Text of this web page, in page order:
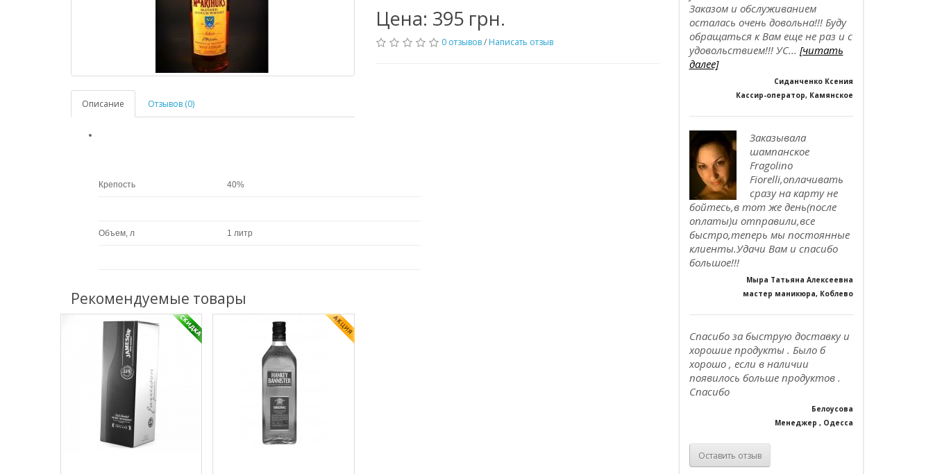
Описание Отзывов (0)
Крепость 40%
Объем, л 1 литр
Цена: 395 грн.
0 отзывов/ Написать отзыв
Рекомендуемые товары
Заказом и обслуживанием
осталась очень довольна!!! Буду
обращаться к Вам еще не раз и с
удовольствием!!! УС... [читать
далее]
Сиданченко Ксения
Кассир-оператор, Камянское
Заказывала
шампанское
Fragolino
Fiorelli,оплачивать
сразу на карту не
бойтесь,в тот же день(после
оплаты)и отправили,все
быстро,теперь мы постоянные
клиенты.Удачи Вам и спасибо
большое!!!
Мыра Татьяна Алексеевна
мастер маникюра, Коблево
Спасибо за быструю доставку и
хорошие продукты . Было б
хорошо , если в наличии
появилось больше продуктов .
Спасибо
Белоусова
Менеджер , Одесса
Оставить отзыв